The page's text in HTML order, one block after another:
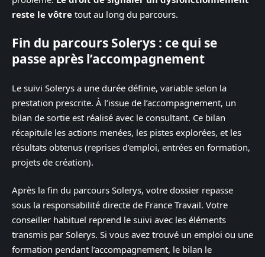
reste le vôtre tout au long du parcours.
Fin du parcours Solerys : ce qui se
passe après l’accompagnement
Le suivi Solerys a une durée définie, variable selon la
prestation prescrite. À l’issue de l’accompagnement, un
bilan de sortie est réalisé avec le consultant. Ce bilan
récapitule les actions menées, les pistes explorées, et les
résultats obtenus (reprises d’emploi, entrées en formation,
projets de création).
Après la fin du parcours Solerys, votre dossier repasse
sous la responsabilité directe de France Travail. Votre
conseiller habituel reprend le suivi avec les éléments
transmis par Solerys. Si vous avez trouvé un emploi ou une
formation pendant l’accompagnement, le bilan le